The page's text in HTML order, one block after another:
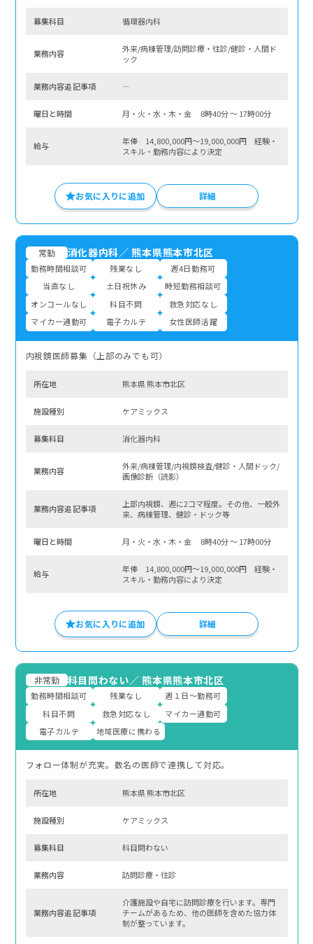
募集科⽬ 循環器内科
業務内容
外来/病棟管理/訪問診療・往診/健診・人間ド
ック
業務内容追記事項 ―
曜⽇と時間 月・火・水・木・金 8時40分 〜 17時00分
給与
年俸 14,800,000円～19,000,000円 経験・
スキル・勤務内容により決定
お気に入りに追加 詳細
常勤 消化器内科／熊本県熊本市北区
勤務時間相談可 残業なし
週4日勤務可
当直なし
土日祝休み
時短勤務相談可
オンコールなし
科目不問
救急対応なし
マイカー通勤可
電子カルテ 女性医師活躍
内視鏡医師募集（上部のみでも可）
所在地 熊本県 熊本市北区
施設種別 ケアミックス
募集科⽬ 消化器内科
業務内容
外来/病棟管理/内視鏡検査/健診・人間ドック/
画像診断（読影）
業務内容追記事項
上部内視鏡、週に2コマ程度。その他、一般外
来、病棟管理、健診・ドック等
曜⽇と時間 月・火・水・木・金 8時40分 〜 17時00分
給与
年俸 14,800,000円～19,000,000円 経験・
スキル・勤務内容により決定
お気に入りに追加 詳細
非常勤 科目問わない／熊本県熊本市北区
勤務時間相談可 残業なし
週１日～勤務可
科目不問
救急対応なし
マイカー通勤可
電子カルテ
地域医療に携わる
フォロー体制が充実。数名の医師で連携して対応。
所在地 熊本県 熊本市北区
施設種別 ケアミックス
募集科⽬ 科目問わない
業務内容 訪問診療・往診
業務内容追記事項
介護施設や自宅に訪問診療を行います。専門
チームがあるため、他の医師を含めた協力体
制が整っています。